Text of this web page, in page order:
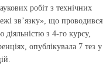
робіт з технічних
зв’язку», що проводився
з 4-го курсу,
опублікувала 7 тез у